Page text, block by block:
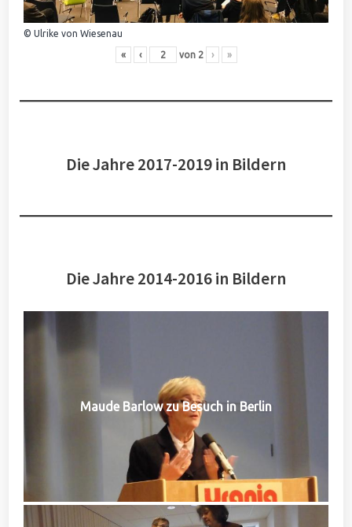
© Ulrike von Wiesenau
« ‹ von 2 › »
Die Jahre 2017-2019 in Bildern
Die Jahre 2014-2016 in Bildern
Maude Barlow zu Besuch in Berlin